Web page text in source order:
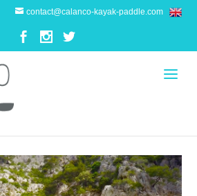
contact@calanco-kayak-paddle.com